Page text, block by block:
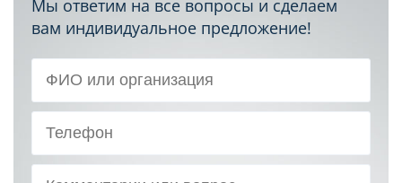
Мы ответим на все вопросы и сделаем
вам индивидуальное предложение!